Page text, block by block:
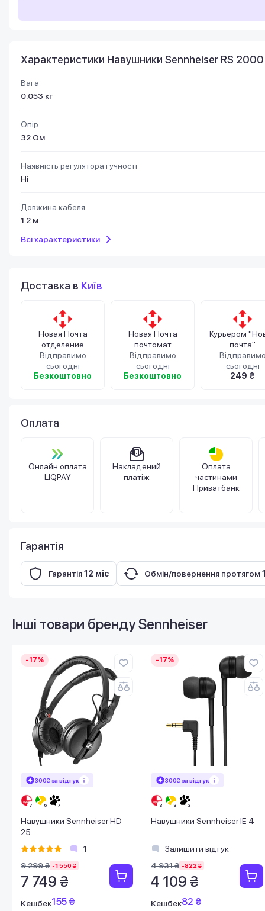
Характеристики Навушники Sennheiser RS
Вага
0.053 кг
Опір
32 Ом
Наявність регулятора гучності
Ні
Довжина кабеля
1.2 м
Всі характеристики
Доставка в Київ
Новая Почта
отделение
Відправимо
сьогодні
Безкоштовно
Новая Почта
почтомат
Відправимо
сьогодні
Безкоштовно
Курьером
почта"
Відправимо
сьогодні
249 ₴
Оплата
Онлайн оплата
LIQPAY
Накладений
платіж
Оплата
частинами
Приватбанк
Гарантія
Гарантія12 міс Обмін/повернення протягом
Інші товари брендуSennheiser
-17%
300₴ за відгук
Навушники Sennheiser HD
25
1
9 299 ₴ -1 550 ₴
7 749 ₴
Кешбек155 ₴
-17%
300₴ за відгук
Навушники Sennheiser IE 4
Залишити відгук
4 931 ₴ -822 ₴
4 109 ₴
Кешбек82 ₴